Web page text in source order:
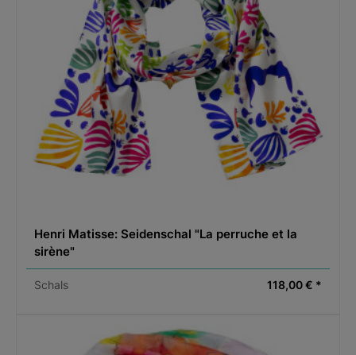
Henri Matisse: Seidenschal "La perruche et la
sirène"
Schals 118,00 € *